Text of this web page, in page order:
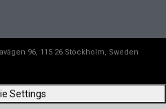
96, 115 26 Stockholm, Sweden
Settings